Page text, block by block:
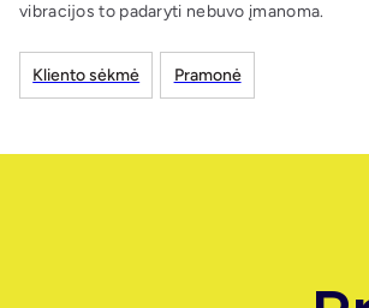
vibracijos to padaryti nebuvo įmanoma.
Kliento sėkmė Pramonė